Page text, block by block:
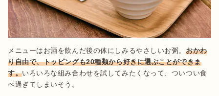
メニューはお酒を飲んだ後の体にしみるやさしいお粥。 おかわ
り自由で、トッピングも20種類から好きに選ぶことができま
す。いろいろな組み合わせを試してみたくなって、ついつい食
べ過ぎてしまいそう。